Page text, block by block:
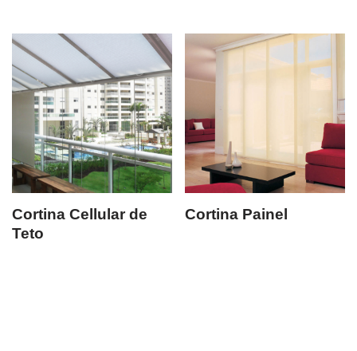
Cortina Cellular de
Teto
Cortina Painel